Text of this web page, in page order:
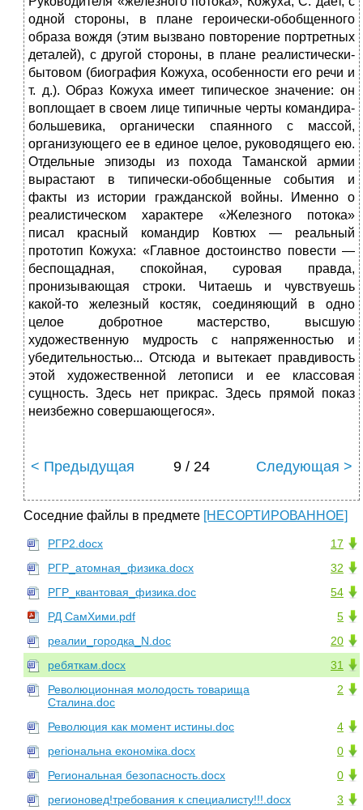
одной стороны, в плане героически-обобщенного
образа вождя (этим вызвано повторение портретных
деталей), с другой стороны, в плане реалистически-
бытовом (биография Кожуха, особенности его речи и
т. д.). Образ Кожуха имеет типическое значение: он
воплощает в своем лице типичные черты командира-
большевика, органически спаянного с массой,
организующего ее в единое целое, руководящего ею.
Отдельные эпизоды из похода Таманской армии
вырастают в типически-обобщенные события и
факты из истории гражданской войны. Именно о
реалистическом характере «Железного потока»
писал красный командир Ковтюх — реальный
прототип Кожуха: «Главное достоинство повести —
беспощадная, спокойная, суровая правда,
пронизывающая строки. Читаешь и чувствуешь
какой-то железный костяк, соединяющий в одно
целое добротное мастерство, высшую
художественную мудрость с напряженностью и
убедительностью... Отсюда и вытекает правдивость
этой художественной летописи и ее классовая
сущность. Здесь нет прикрас. Здесь прямой показ
неизбежно совершающегося».
< Предыдущая 9 / 24 Следующая >
Соседние файлы в предмете [НЕСОРТИРОВАННОЕ]
17
РГР2.docx
32
РГР_атомная_физика.docx
54
РГР_квантовая_физика.doc
5
РД СамХими.pdf
20
реалии_городка_N.doc
31
ребяткам.docx
2
Революционная молодость товарища
Сталина.doc
4
Революция как момент истины.doc
0
регіональна економіка.docx
0
Региональная безопасность.docx
3
регионовед!требования к специалисту!!!.docx